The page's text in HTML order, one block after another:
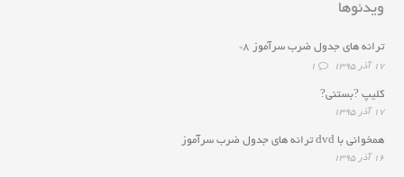
ویدئوها
ترانه هاى جدول ضرب سرآموز ۸*
۱۷ آذر ۱۳۹۵ 1
کلیپ ?بستنی?
۱۷ آذر ۱۳۹۵
همخوانى با dvd ترانه هاى جدول ضرب سرآموز
۱۶ آذر ۱۳۹۵